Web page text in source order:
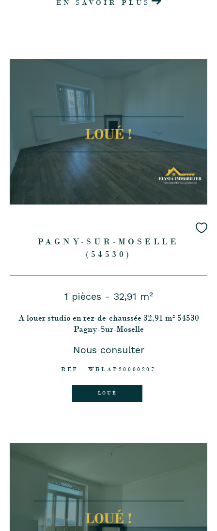
EN SAVOIR PLUS
PAGNY-SUR-MOSELLE
(54530)
1 pièces - 32,91 m²
A louer studio en rez-de-chaussée 32,91 m² 54530
Pagny-Sur-Moselle
Nous consulter
REF : WBLAP20000207
LOUÉ